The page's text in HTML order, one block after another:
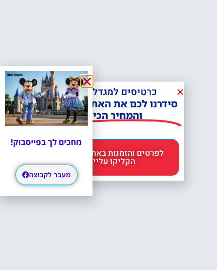
כרטיסים למגדל אייפל?
סידרנו לכם את האתר הכי אמין -
והמחיר הכי זול!
הקליקו עליי 😊
מחכים לך בפייסבוק!
מעבר לקבוצה